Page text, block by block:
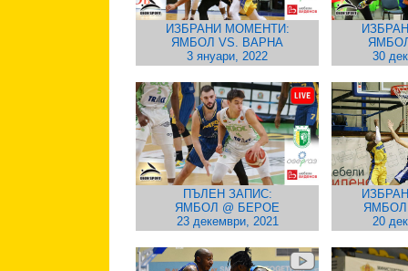
ИЗБРАНИ МОМЕНТИ:
ЯМБОЛ VS. ВАРНА
3 януари, 2022
30
ПЪЛЕН ЗАПИС:
ЯМБОЛ @ БЕРОЕ
23 декември, 2021
ЯМБОЛ
20